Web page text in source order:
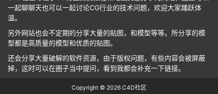
一起聊聊天也可以一起讨论CG行业的技术问题，欢迎大家踊跃体
温。
另外网站也会不定期的分享大量的贴图，和模型等等。所分享的模
型都是高质量的模型和优质的贴图。
还会分享大量破解的软件资源，由于版权问题，有些内容会被屏蔽
掉，这时可以在圈子当中提问，看到我都会补充一下链接。
Copyright © 2026 C4D社区